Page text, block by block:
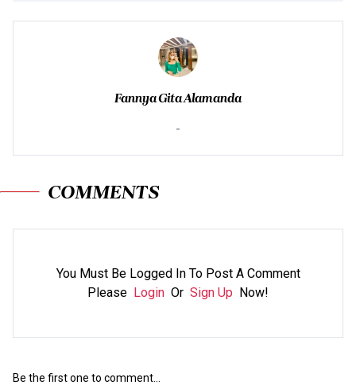
Fannya Gita Alamanda
-
COMMENTS
You Must Be Logged In To Post A Comment
Please Login Or Sign Up Now!
Be the first one to comment...